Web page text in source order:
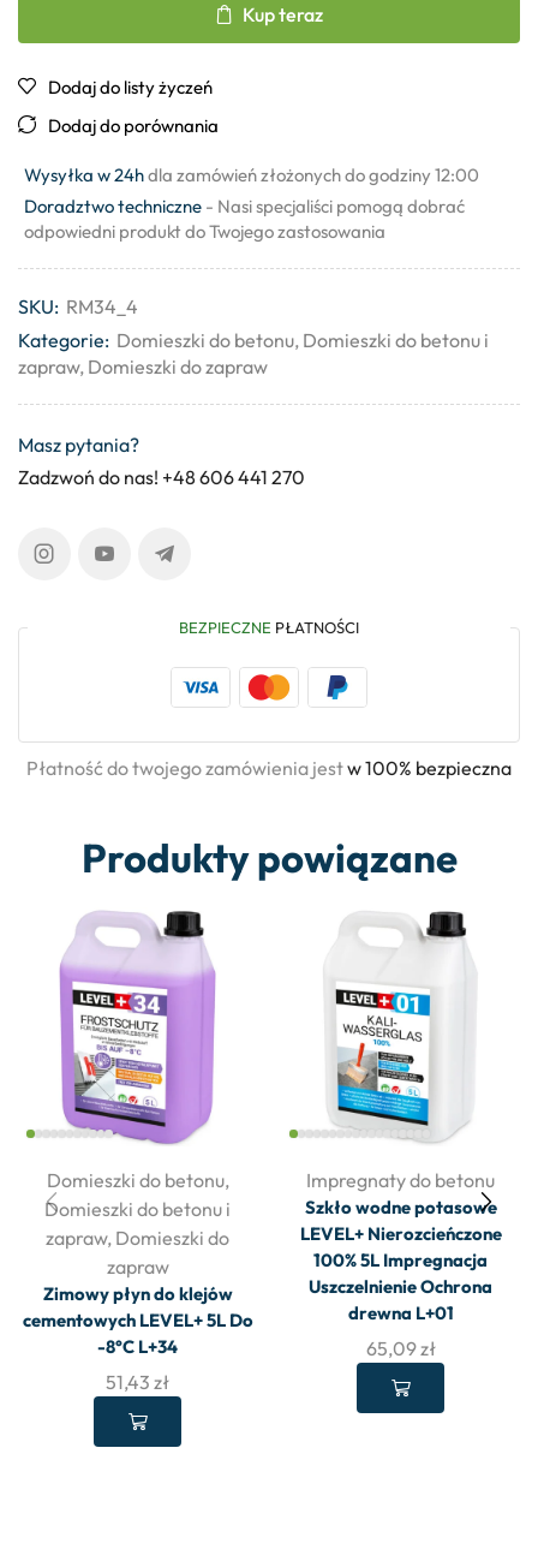
Kup teraz
Dodaj do listy życzeń
Dodaj do porównania
Wysyłka w 24hdla zamówień złożonych do godziny 12:00
Doradztwo techniczne - Nasi specjaliści pomogą dobrać
odpowiedni produkt do Twojego zastosowania
SKU: RM34_4
Kategorie: Domieszki do betonu, Domieszki do betonu i
zapraw, Domieszki do zapraw
Masz pytania?
Zadzwoń do nas! +48 606 441 270
BEZPIECZNE PŁATNOŚCI
Płatność do twojego zamówienia jestw 100% bezpieczna
Produkty powiązane
Domieszki do betonu,
Domieszki do betonu i
zapraw, Domieszki do
zapraw
Zimowy płyn do klejów
cementowych LEVEL+ 5L Do
-8°C L+34
51,43 zł
Impregnaty do betonu
Szkło wodne potasowe
LEVEL+ Nierozcieńczone
100% 5L Impregnacja
Uszczelnienie Ochrona
drewna L+01
65,09zł